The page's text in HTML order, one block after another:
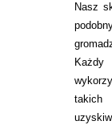
Nasz